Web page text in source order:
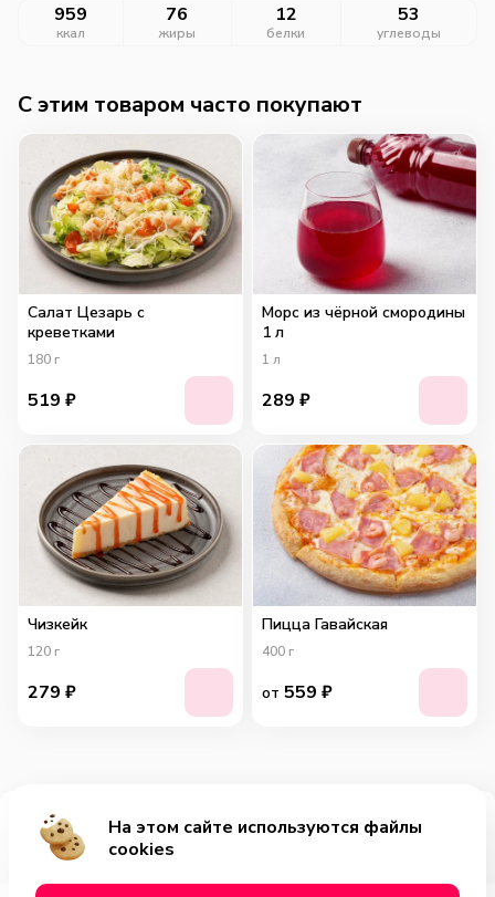
959
ккал
76
жиры
12
белки
53
углеводы
Добавить за 589₽
C этим товаром часто покупают
Салат Цезарь с
креветками
180 г
519 ₽
Морс из чёрной смородины
1 л
1 л
289 ₽
Чизкейк
120 г
279 ₽
Пицца Гавайская
400 г
от 559 ₽
На этом сайте используются файлы
cookies